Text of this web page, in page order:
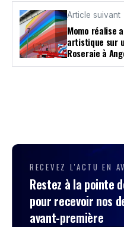
Article suivant
Momo réalise
artistique sur
Roseraie à
RECEVEZ L'ACTU EN
Restez à la pointe
pour recevoir nos
avant-première